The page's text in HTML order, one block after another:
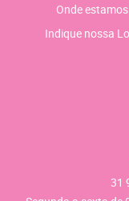
Onde estamos
Indique nossa
31